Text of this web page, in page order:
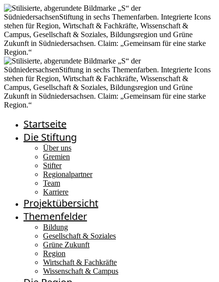
Startseite
Die Stiftung
Über uns
Gremien
Stifter
Regionalpartner
Team
Karriere
Projektübersicht
Themenfelder
Bildung
Gesellschaft & Soziales
Grüne Zukunft
Region
Wirtschaft & Fachkräfte
Wissenschaft & Campus